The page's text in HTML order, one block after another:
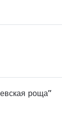
роща"